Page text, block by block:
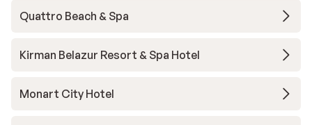
Quattro Beach & Spa
Kirman Belazur Resort & Spa Hotel
Monart City Hotel